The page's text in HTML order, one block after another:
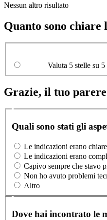
Nessun altro risultato
Quanto sono chiare
Valuta 5 stelle su 5
Grazie, il tuo
Quali sono stati gli
Le indicazioni erano chiare
Le indicazioni erano
Capivo sempre che stavo
Non ho avuto problemi
Altro
Dove hai incontrato le